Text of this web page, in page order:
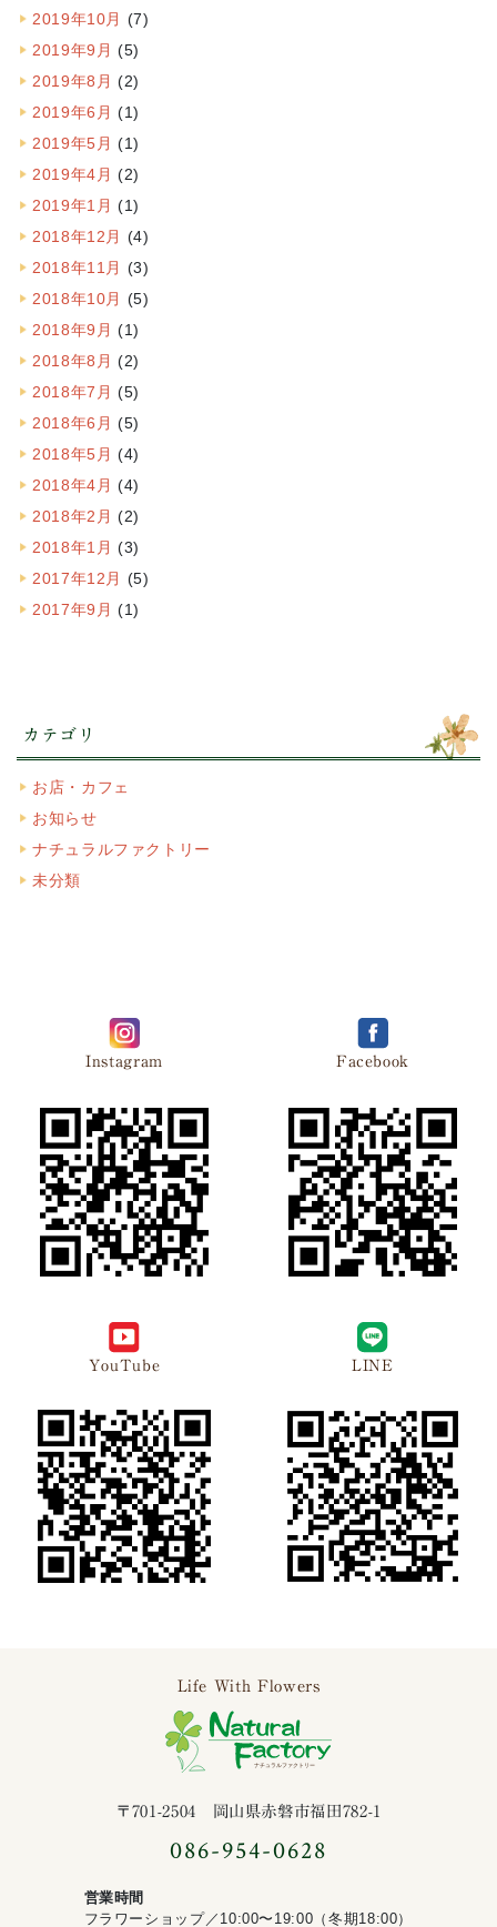
2019年10月 (7)
2019年9月 (5)
2019年8月 (2)
2019年6月 (1)
2019年5月 (1)
2019年4月 (2)
2019年1月 (1)
2018年12月 (4)
2018年11月 (3)
2018年10月 (5)
2018年9月 (1)
2018年8月 (2)
2018年7月 (5)
2018年6月 (5)
2018年5月 (4)
2018年4月 (4)
2018年2月 (2)
2018年1月 (3)
2017年12月 (5)
2017年9月 (1)
カテゴリ
お店・カフェ
お知らせ
ナチュラルファクトリー
未分類
Instagram Facebook
YouTube LINE
Life With Flowers
ナチュラルフ
〒701-2504 岡山県赤磐市福田782-1
086-954-0628
営業時間
フラワーショップ／10:00〜19:00（冬期18:00）